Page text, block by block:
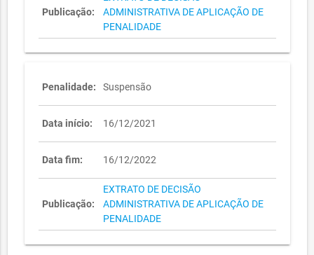
Publicação:
ADMINISTRATIVA DE APLICAÇÃO DE
PENALIDADE
Penalidade: Suspensão
Data início: 16/12/2021
Data fim: 16/12/2022
Publicação:
EXTRATO DE DECISÃO
ADMINISTRATIVA DE APLICAÇÃO DE
PENALIDADE